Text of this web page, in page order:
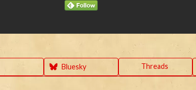
Bluesky Threads